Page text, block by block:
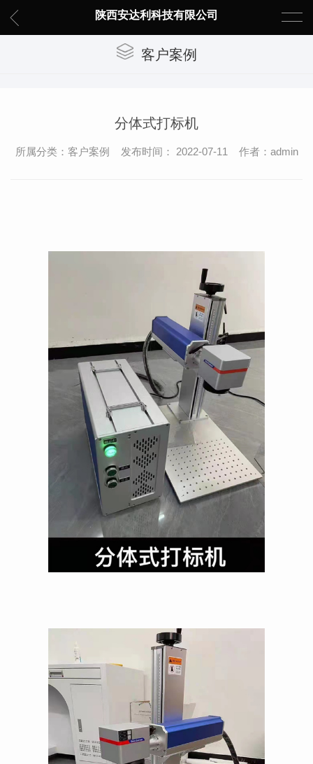
陕西安达利科技有限公司
客户案例
分体式打标机
所属分类：客户案例 发布时间： 2022-07-11 作者：admin